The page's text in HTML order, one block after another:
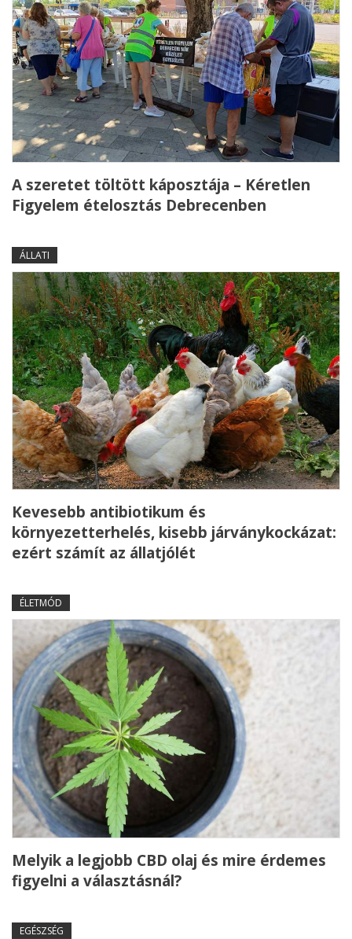
A szeretet töltött káposztája – Kéretlen
Figyelem ételosztás Debrecenben
ÁLLATI
Kevesebb antibiotikum és
környezetterhelés, kisebb járványkockázat:
ezért számít az állatjólét
ÉLETMÓD
Melyik a legjobb CBD olaj és mire érdemes
figyelni a választásnál?
EGÉSZSÉG